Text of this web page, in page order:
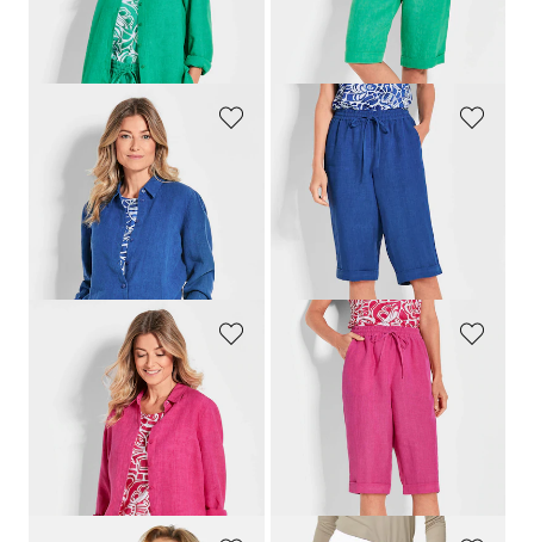
Meilleur prix sur 30 jours** : 89,95 €
GOLDNER
Blouse en lin
99,95 €
+ 3
GOLDNER
BermudaCARLA en pur lin
69,95 €99,95 €
Meilleur prix sur 30 jours** : 89,95 €
Blouse en lin
99,95 €
CARLA
en pur lin
99,95 €
Meilleur prix sur 30 jours** : 89,95 €